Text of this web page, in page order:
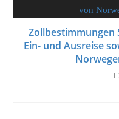
Zollbestimmungen
Ein- und Ausreise